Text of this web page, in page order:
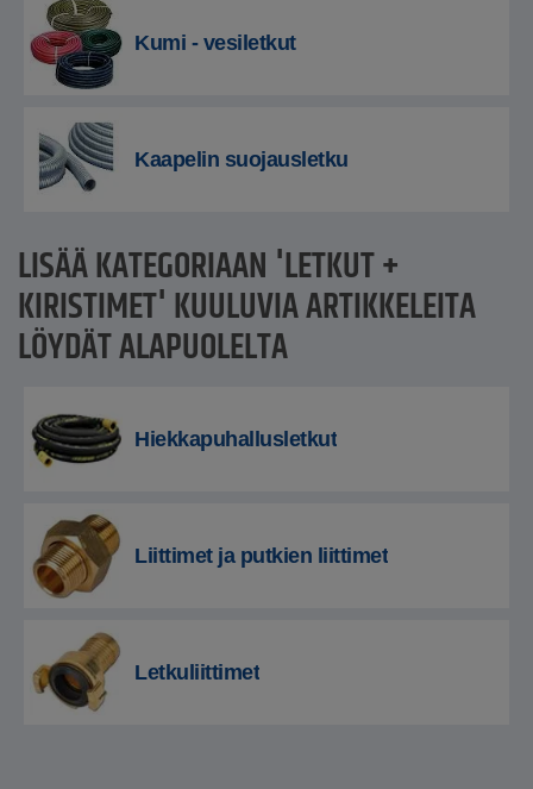
Kumi - vesiletkut
Kaapelin suojausletku
LISÄÄ KATEGORIAAN 'LETKUT +
KIRISTIMET' KUULUVIA ARTIKKELEITA
LÖYDÄT ALAPUOLELTA
Hiekkapuhallusletkut
Liittimet ja putkien liittimet
Letkuliittimet